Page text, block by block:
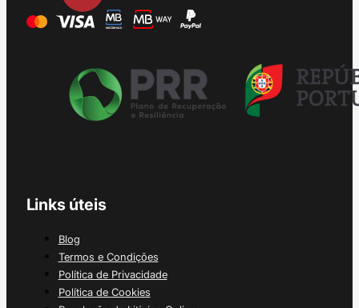
Links úteis
Blog
Termos e Condições
Política de Privacidade
Política de Cookies